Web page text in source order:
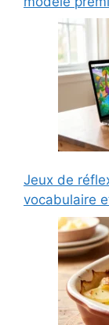
Jeux de
vocabulaire